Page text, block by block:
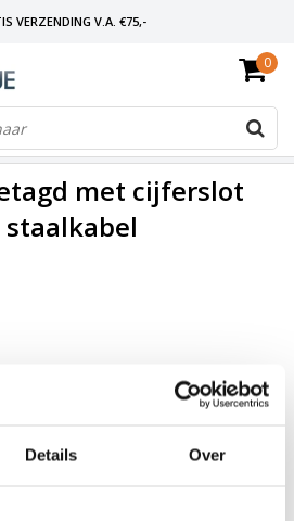
Details Over
VERZENDING V.A. €75,-
15:00 BESTELD? VOLGENDE DAG OP SLOT!
UIT VOORRAAD
0
met cijferslot